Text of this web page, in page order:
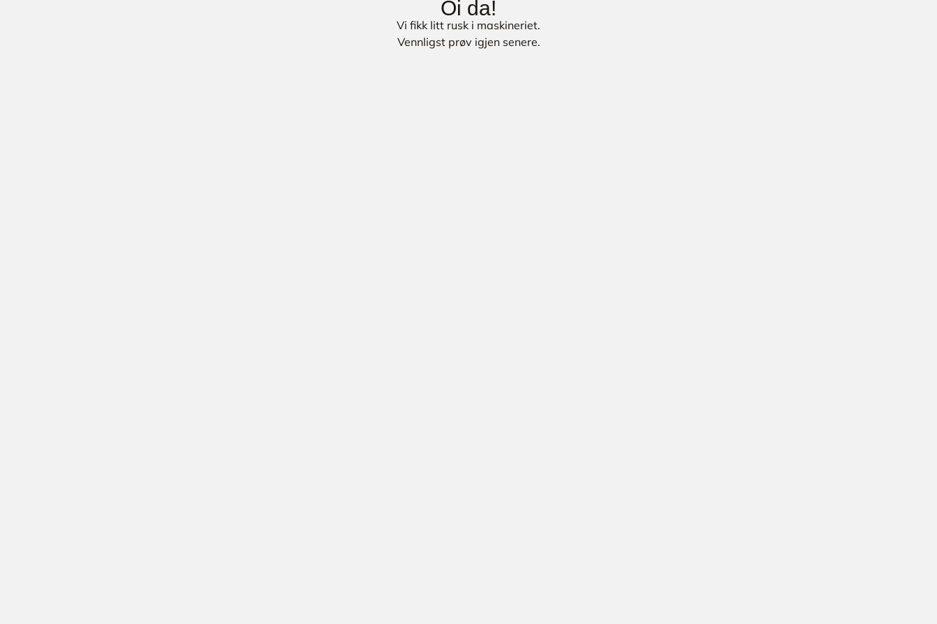
Oi da!
Vi fikk litt rusk i maskineriet.
Vennligst prøv igjen senere.